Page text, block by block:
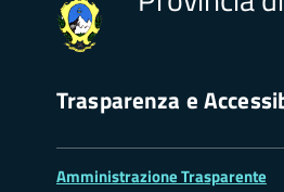
Trasparenza e
Amministrazione Trasparente